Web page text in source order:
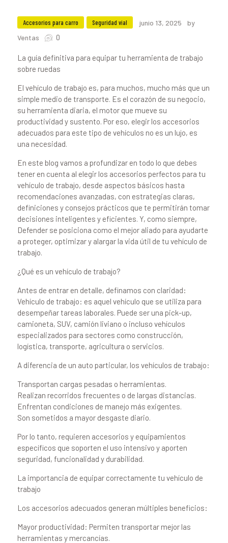
Accesorios para carro Seguridad vial junio 13, 2025
by
Ventas
0
La guía definitiva para equipar tu herramienta de trabajo
sobre ruedas
El vehículo de trabajo es, para muchos, mucho más que un
simple medio de transporte. Es el corazón de su negocio,
su herramienta diaria, el motor que mueve su
productividad y sustento. Por eso, elegir los accesorios
adecuados para este tipo de vehículos no es un lujo, es
una necesidad.
En este blog vamos a profundizar en todo lo que debes
tener en cuenta al elegir los accesorios perfectos para tu
vehículo de trabajo, desde aspectos básicos hasta
recomendaciones avanzadas, con estrategias claras,
definiciones y consejos prácticos que te permitirán tomar
decisiones inteligentes y eficientes. Y, como siempre,
Defender se posiciona como el mejor aliado para ayudarte
a proteger, optimizar y alargar la vida útil de tu vehículo de
trabajo.
¿Qué es un vehículo de trabajo?
Antes de entrar en detalle, definamos con claridad:
Vehículo de trabajo: es aquel vehículo que se utiliza para
desempeñar tareas laborales. Puede ser una pick-up,
camioneta, SUV, camión liviano o incluso vehículos
especializados para sectores como construcción,
logística, transporte, agricultura o servicios.
A diferencia de un auto particular, los vehículos de trabajo:
Transportan cargas pesadas o herramientas.
Realizan recorridos frecuentes o de largas distancias.
Enfrentan condiciones de manejo más exigentes.
Son sometidos a mayor desgaste diario.
Por lo tanto, requieren accesorios y equipamientos
específicos que soporten el uso intensivo y aporten
seguridad, funcionalidad y durabilidad.
La importancia de equipar correctamente tu vehículo de
trabajo
Los accesorios adecuados generan múltiples beneficios:
Mayor productividad: Permiten transportar mejor las
herramientas y mercancías.